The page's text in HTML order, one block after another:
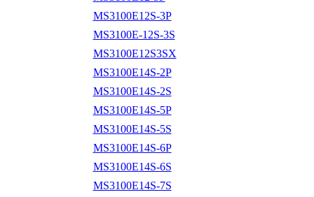
MS3100E12S-3P
MS3100E-12S-3S
MS3100E12S3SX
MS3100E14S-2P
MS3100E14S-2S
MS3100E14S-5P
MS3100E14S-5S
MS3100E14S-6P
MS3100E14S-6S
MS3100E14S-7S